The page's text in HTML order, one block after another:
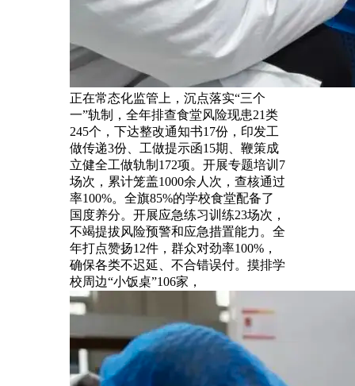
正在常态化监管上，沉点落实“三个
一”轨制，全年排查食堂风险现患21类
245个，下达整改通知书17份，印发工
做传递3份、工做提示函15期、鞭策成
立健全工做轨制172项。开展专题培训7
场次，累计笼盖1000余人次，查核通过
率100%。全旗85%的学校食堂配备了
国度养分。开展应急练习训练23场次，
不竭提拔风险预警和应急措置能力。全
年打点赞扬12件，群众对劲率100%，
确保各类不迟延、不合错误付。摸排学
校周边“小饭桌”106家，